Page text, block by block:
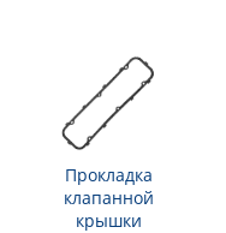
Прокладка
клапанной
крышки